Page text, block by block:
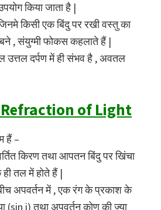
किया जाता है |
किसी एक बिंदु पर रखी वस्तु का
बने , संयुग्मी फोकस कहलाते हैं |
दर्पण में ही संभव है , अवतल
Refraction of Light
हैं –
किरण तथा आपतन बिंदु पर खिंचा
ही तल में होते हैं |
बीच अपवर्तन में , एक रंग के प्रकाश के
(sin i) तथा अपवर्तन कोण की ज्या